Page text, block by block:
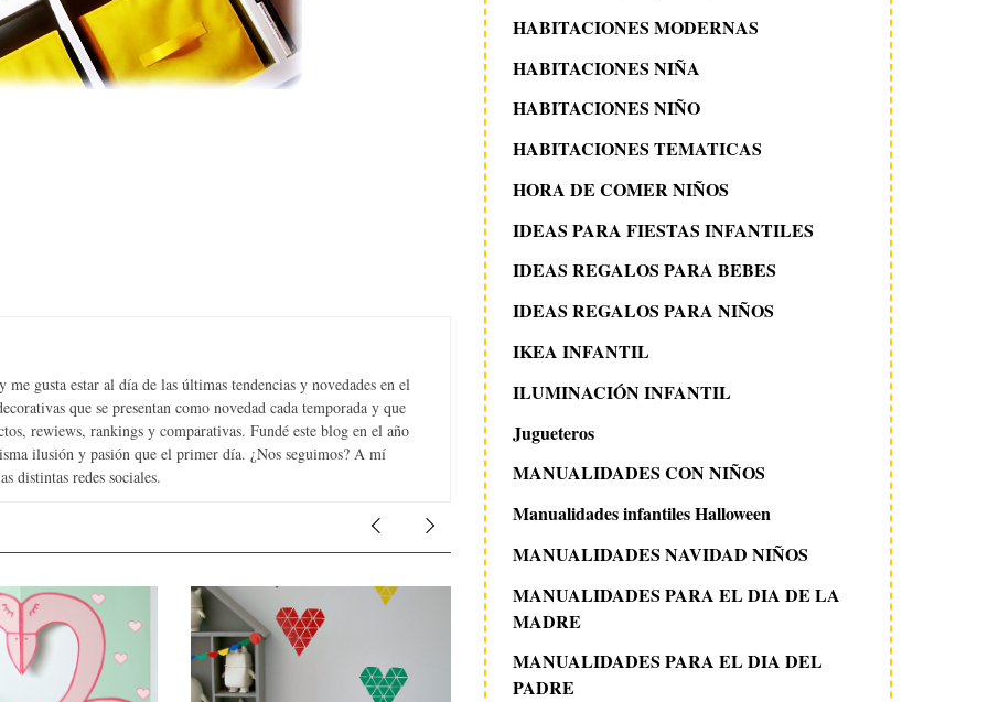
gusta estar al día de las últimas tendencias y novedades en el
que se presentan como novedad cada temporada y que
rewiews, rankings y comparativas. Fundé este blog en el año
ilusión y pasión que el primer día. ¿Nos seguimos? A mí
distintas redes sociales.
HABITACIONES MODERNAS
HABITACIONES NIÑA
HABITACIONES NIÑO
HABITACIONES TEMATICAS
HORA DE COMER NIÑOS
IDEAS PARA FIESTAS INFANTILES
IDEAS REGALOS PARA BEBES
IDEAS REGALOS PARA NIÑOS
IKEA INFANTIL
ILUMINACIÓN INFANTIL
Jugueteros
MANUALIDADES CON NIÑOS
Manualidades infantiles Halloween
MANUALIDADES NAVIDAD NIÑOS
MANUALIDADES PARA EL DIA DE LA
MADRE
MANUALIDADES PARA EL DIA DEL
PADRE